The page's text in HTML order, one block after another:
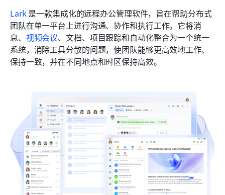
Lark 是一款集成化的远程办公管理软件，旨在帮助分布式
团队在单一平台上进行沟通、协作和执行工作。它将消
息、 视频会议、文档、项目跟踪和自动化整合为一个统一
系统，消除工具分散的问题，使团队能够更高效地工作、
保持一致，并在不同地点和时区保持高效。